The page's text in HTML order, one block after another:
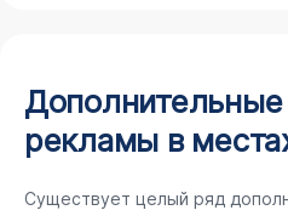
рекламы в
Существует целый ряд